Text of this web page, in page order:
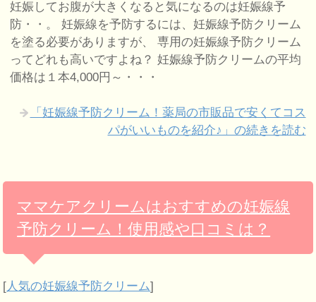
妊娠してお腹が大きくなると気になるのは妊娠線予
防・・。 妊娠線を予防するには、妊娠線予防クリーム
を塗る必要がありますが、 専用の妊娠線予防クリーム
ってどれも高いですよね？ 妊娠線予防クリームの平均
価格は１本4,000円～・・・
「妊娠線予防クリーム！薬局の市販品で安くてコス
パがいいものを紹介♪」の続きを読む
ママケアクリームはおすすめの妊娠線
予防クリーム！使用感や口コミは？
[人気の妊娠線予防クリーム]